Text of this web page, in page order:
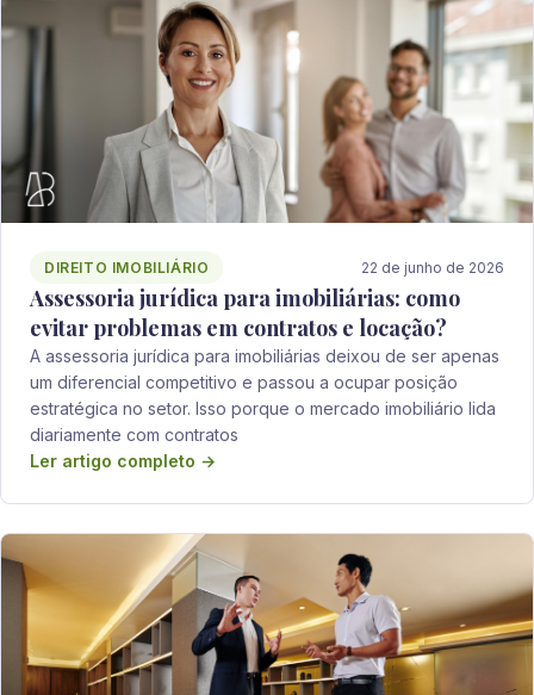
DIREITO IMOBILIÁRIO 22 de junho de 2026
Assessoria jurídica para imobiliárias: como
evitar problemas em contratos e locação?
A assessoria jurídica para imobiliárias deixou de ser apenas
um diferencial competitivo e passou a ocupar posição
estratégica no setor. Isso porque o mercado imobiliário lida
diariamente com contratos
Ler artigo completo →